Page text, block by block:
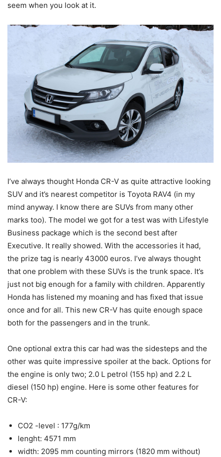
seem when you look at it.
I’ve always thought Honda CR-V as quite attractive looking
SUV and it’s nearest competitor is Toyota RAV4 (in my
mind anyway. I know there are SUVs from many other
marks too). The model we got for a test was with Lifestyle
Business package which is the second best after
Executive. It really showed. With the accessories it had,
the prize tag is nearly 43000 euros. I’ve always thought
that one problem with these SUVs is the trunk space. It’s
just not big enough for a family with children. Apparently
Honda has listened my moaning and has fixed that issue
once and for all. This new CR-V has quite enough space
both for the passengers and in the trunk.
One optional extra this car had was the sidesteps and the
other was quite impressive spoiler at the back. Options for
the engine is only two; 2.0 L petrol (155 hp) and 2.2 L
diesel (150 hp) engine. Here is some other features for
CR-V:
CO2 -level : 177g/km
lenght: 4571 mm
width: 2095 mm counting mirrors (1820 mm without)